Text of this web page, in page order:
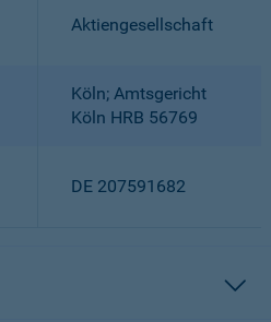
Aktiengesellschaft
Köln; Amtsgericht
Köln HRB 56769
DE 207591682